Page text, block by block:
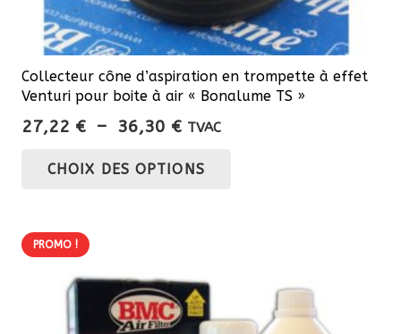
Collecteur cône d’aspiration en trompette à effet
Venturi pour boite à air « Bonalume TS »
27,22 € – 36,30 €Plage
prix :
TVAC
CHOIX DES OPTIONS
options
peuvent
PROMO !